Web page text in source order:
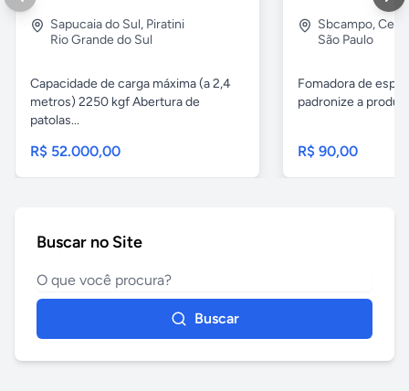
Sapucaia do Sul, Piratini
Rio Grande do Sul
Capacidade de carga máxima (a 2,4
metros) 2250 kgf Abertura de
patolas...
R$ 52.000,00
Sbcampo,
São Paulo
Fomadora de
padronize a
R$ 90,00
Buscar no Site
Buscar